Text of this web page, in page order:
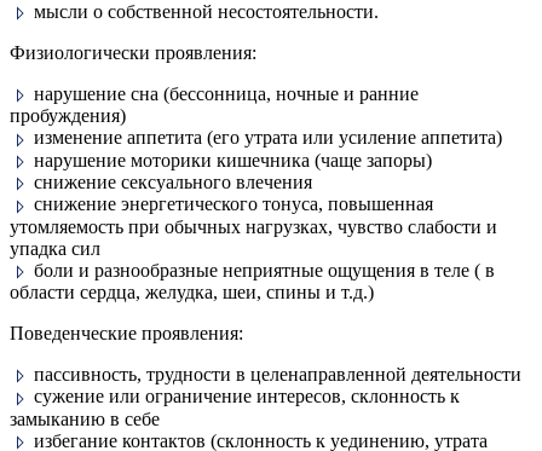
мысли о собственной несостоятельности.
Физиологически проявления:
нарушение сна (бессонница, ночные и ранние
пробуждения)
изменение аппетита (его утрата или усиление аппетита)
нарушение моторики кишечника (чаще запоры)
снижение сексуального влечения
снижение энергетического тонуса, повышенная
утомляемость при обычных нагрузках, чувство слабости и
упадка сил
боли и разнообразные неприятные ощущения в теле ( в
области сердца, желудка, шеи, спины и т.д.)
Поведенческие проявления:
пассивность, трудности в целенаправленной деятельности
сужение или ограничение интересов, склонность к
замыканию в себе
избегание контактов (склонность к уединению, утрата